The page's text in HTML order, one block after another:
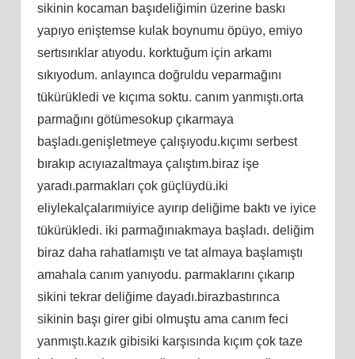
sikinin kocaman başıdeliğimin üzerine baskı
yapıyo eniştemse kulak boynumu öpüyo, emiyo
sertısırıklar atıyodu. korktuğum için arkamı
sıkıyodum. anlayınca doğruldu veparmağını
tükürükledi ve kıçıma soktu. canım yanmıştı.orta
parmağını götümesokup çıkarmaya
başladı.genişletmeye çalışıyodu.kıçımı serbest
bırakıp acıyıazaltmaya çalıştım.biraz işe
yaradı.parmakları çok güçlüydü.iki
eliylekalçalarımıiyice ayırıp deliğime baktı ve iyice
tükürükledi. iki parmağınıakmaya başladı. deliğim
biraz daha rahatlamıştı ve tat almaya başlamıştı
amahala canım yanıyodu. parmaklarını çıkarıp
sikini tekrar deliğime dayadı.birazbastırınca
sikinin başı girer gibi olmuştu ama canım feci
yanmıştı.kazık gibisiki karşısında kıçım çok taze